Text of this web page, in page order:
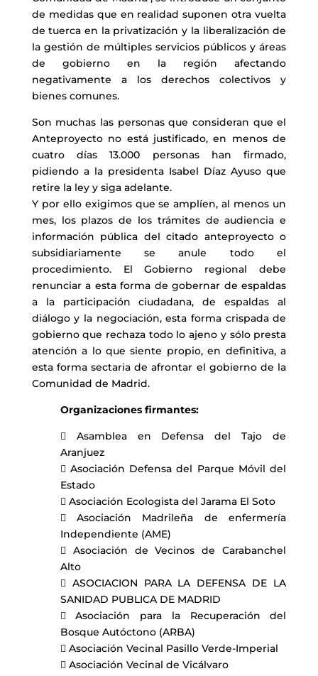
de medidas que en realidad suponen otra vuelta
de tuerca en la privatización y la liberalización de
la gestión de múltiples servicios públicos y áreas
de gobierno en la región afectando
negativamente a los derechos colectivos y
bienes comunes.
Son muchas las personas que consideran que el
Anteproyecto no está justificado, en menos de
cuatro días 13.000 personas han firmado,
pidiendo a la presidenta Isabel Díaz Ayuso que
retire la ley y siga adelante.
Y por ello exigimos que se amplíen, al menos un
mes, los plazos de los trámites de audiencia e
información pública del citado anteproyecto o
subsidiariamente se anule todo el
procedimiento. El Gobierno regional debe
renunciar a esta forma de gobernar de espaldas
a la participación ciudadana, de espaldas al
diálogo y la negociación, esta forma crispada de
gobierno que rechaza todo lo ajeno y sólo presta
atención a lo que siente propio, en definitiva, a
esta forma sectaria de afrontar el gobierno de la
Comunidad de Madrid.
Organizaciones firmantes:
 Asamblea en Defensa del Tajo de
Aranjuez
 Asociación Defensa del Parque Móvil del
Estado
 Asociación Ecologista del Jarama El Soto
 Asociación Madrileña de enfermería
Independiente (AME)
 Asociación de Vecinos de Carabanchel
Alto
 ASOCIACION PARA LA DEFENSA DE LA
SANIDAD PUBLICA DE MADRID
 Asociación para la Recuperación del
Bosque Autóctono (ARBA)
 Asociación Vecinal Pasillo Verde-Imperial
 Asociación Vecinal de Vicálvaro